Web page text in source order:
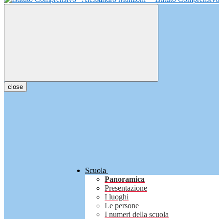
close
Scuola
Panoramica
Presentazione
I luoghi
Le persone
I numeri della scuola